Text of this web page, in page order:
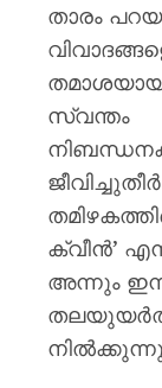
താരം
സ്വന്തം
ക്വീൻ’
അന്നും